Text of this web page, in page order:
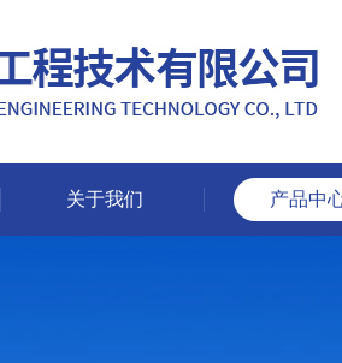
关于我们 产品中